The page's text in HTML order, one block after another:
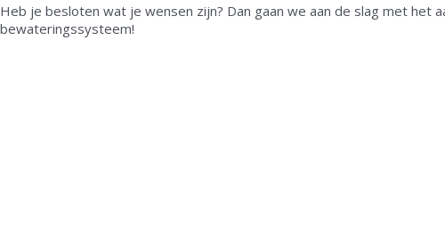
Heb je besloten wat je wensen zijn? Dan gaan we aan de slag met het
bewateringssysteem!